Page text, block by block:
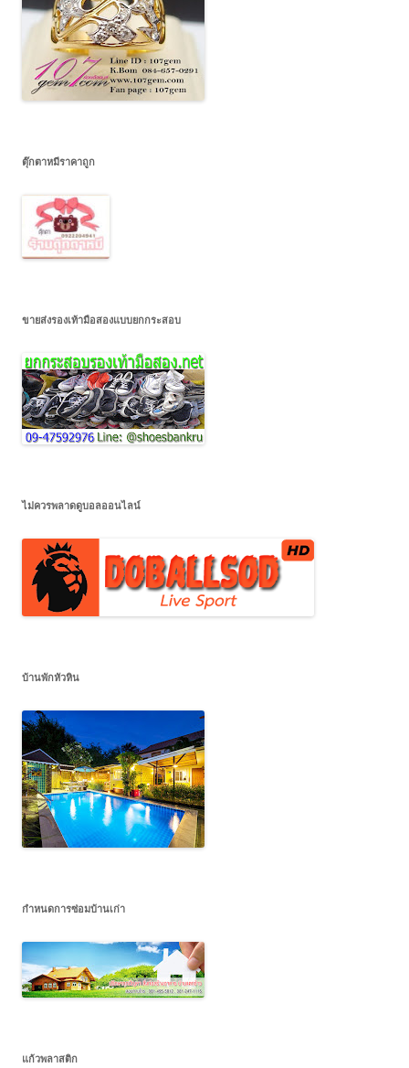
ตุ๊กตาหมีราคาถูก
ขายส่งรองเท้ามือสองแบบยกกระสอบ
ไม่ควรพลาดดูบอลออนไลน์
บ้านพักหัวหิน
กำหนดการซ่อมบ้านเก่า
แก้วพลาสติก